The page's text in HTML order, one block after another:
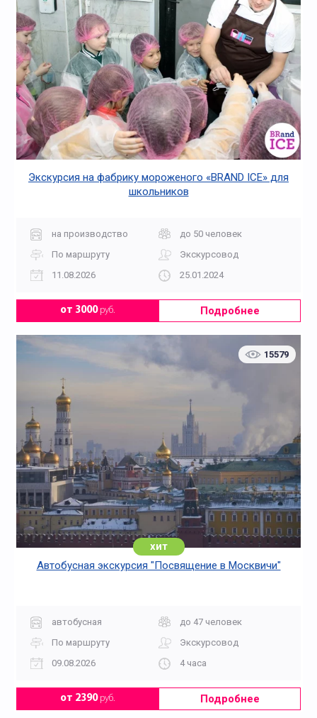
В пекарню В усадьбы
В Царицыно Водные
Военно-исторические
Экскурсия на фабрику мороженого «BRAND ICE» для
школьников
на производство
до 50 человек
По маршруту
Экскурсовод
11.08.2026
25.01.2024
от 3000руб. Подробнее
15579
хит
Автобусная экскурсия "Посвящение в Москвичи"
автобусная
до 47 человек
По маршруту
Экскурсовод
09.08.2026
4 часа
от 2390руб. Подробнее